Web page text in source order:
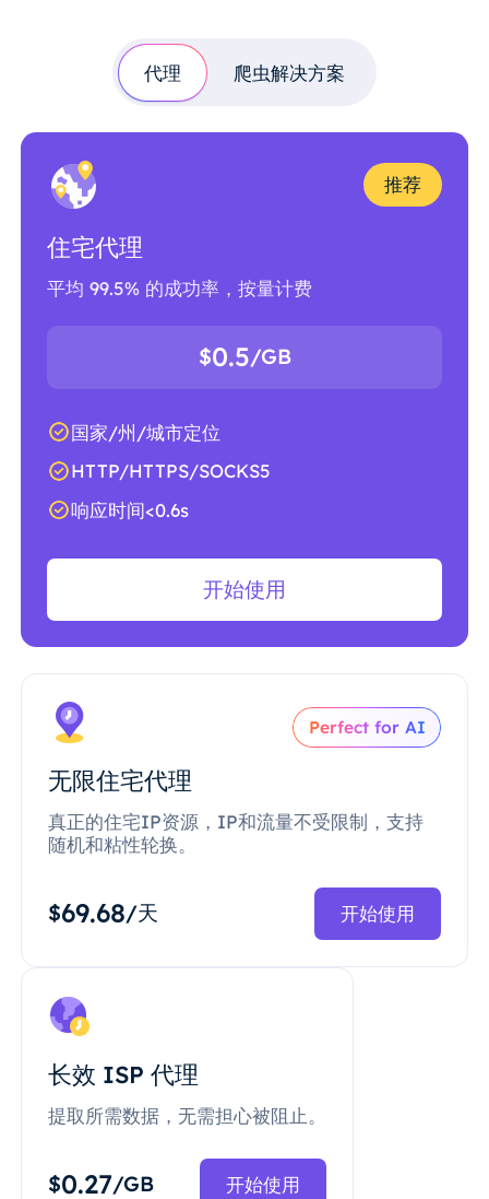
代理 爬虫解决方案
推荐
住宅代理
平均 99.5% 的成功率，按量计费
$0.5/GB
国家/州/城市定位
HTTP/HTTPS/SOCKS5
响应时间<0.6s
开始使用
Perfect for AI
无限住宅代理
真正的住宅IP资源，IP和流量不受限制，支持
随机和粘性轮换。
$69.68/天 开始使用
长效 ISP 代理
提取所需数据，无需担心被阻止。
$0.27/GB 开始使用